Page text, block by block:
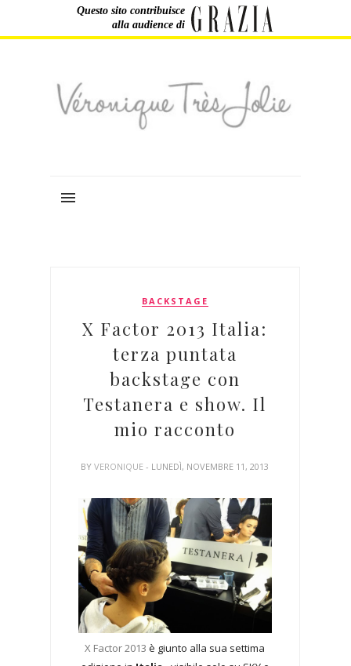
Questo sito contribuisce
alla audience di
BACKSTAGE
X Factor 2013 Italia:
terza puntata
backstage con
Testanera e show. Il
mio racconto
BYVERONIQUE- LUNEDÌ, NOVEMBRE 11, 2013
X Factor 2013 è giunto alla sua settima